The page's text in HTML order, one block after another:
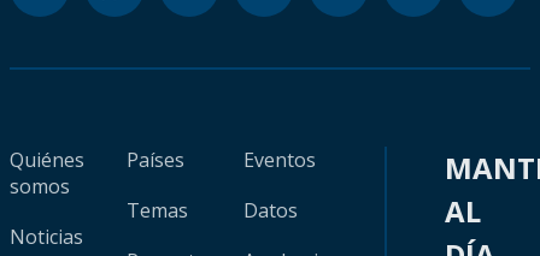
Quiénes
somos
Noticias
Países
Temas
Eventos
Datos
AL